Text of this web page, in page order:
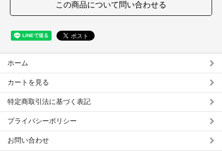
この商品について問い合わせる
ホーム
カートを見る
特定商取引法に基づく表記
プライバシーポリシー
お問い合わせ